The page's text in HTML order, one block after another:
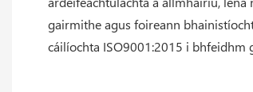
gairmithe agus foireann
cáilíochta ISO9001:2015 i bhfeidhm